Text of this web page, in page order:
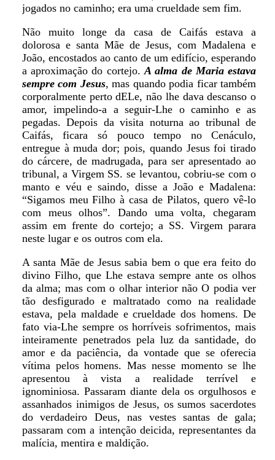
jogados no caminho; era uma crueldade sem fim.
Não muito longe da casa de Caifás estava a
dolorosa e santa Mãe de Jesus, com Madalena e
João, encostados ao canto de um edifício, esperando
a aproximação do cortejo.A alma de Maria estava
sempre com Jesus, mas quando podia ficar também
corporalmente perto dELe, não lhe dava descanso o
amor, impelindo-a a seguir-Lhe o caminho e as
pegadas. Depois da visita noturna ao tribunal de
Caifás, ficara só pouco tempo no Cenáculo,
entregue à muda dor; pois, quando Jesus foi tirado
do cárcere, de madrugada, para ser apresentado ao
tribunal, a Virgem SS. se levantou, cobriu-se com o
manto e véu e saindo, disse a João e Madalena:
“Sigamos meu Filho à casa de Pilatos, quero vê-lo
com meus olhos”. Dando uma volta, chegaram
assim em frente do cortejo; a SS. Virgem parara
neste lugar e os outros com ela.
A santa Mãe de Jesus sabia bem o que era feito do
divino Filho, que Lhe estava sempre ante os olhos
da alma; mas com o olhar interior não O podia ver
tão desfigurado e maltratado como na realidade
estava, pela maldade e crueldade dos homens. De
fato via-Lhe sempre os horríveis sofrimentos, mais
inteiramente penetrados pela luz da santidade, do
amor e da paciência, da vontade que se oferecia
vítima pelos homens. Mas nesse momento se lhe
apresentou à vista a realidade terrível e
ignominiosa. Passaram diante dela os orgulhosos e
assanhados inimigos de Jesus, os sumos sacerdotes
do verdadeiro Deus, nas vestes santas de gala;
passaram com a intenção deicida, representantes da
malícia, mentira e maldição.